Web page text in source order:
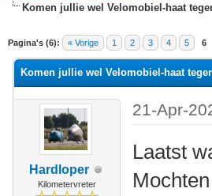
Komen jullie wel Velomobiel-haat
Pagina's (6): « Vorige 1 2 3 4 5 6
waardering is 0
Komen jullie wel Velomobiel-haat
Hardloper
Kilometervreter
21-Apr-
Laatst